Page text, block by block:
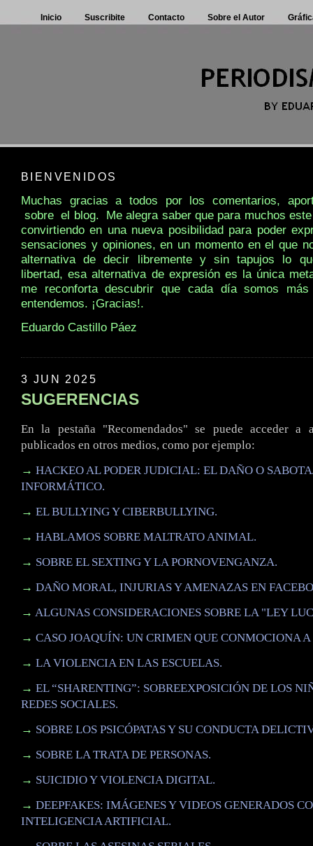
Inicio Suscribite Contacto Sobre el Autor
BIENVENIDOS
Muchas gracias a todos por los comentarios,
sobre .el blog. Me alegra saber que para muchos
convirtiendo en una nueva posibilidad para poder
sensaciones y opiniones, en un momento en el que
alternativa de decir libremente y sin tapujos lo
libertad, esa alternativa de expresión es la única
me reconforta descubrir que cada día somos
entendemos. ¡Gracias!.
Eduardo Castillo Páez
3 JUN 2025
SUGERENCIAS
En la pestaña "Recomendados" se puede acceder a
publicados en otros medios, como por ejemplo:
→ HACKEO AL PODER JUDICIAL: EL DAÑO O
INFORMÁTICO.
→ EL BULLYING Y CIBERBULLYING.
→ HABLAMOS SOBRE MALTRATO ANIMAL.
→ SOBRE EL SEXTING Y LA PORNOVENGANZA.
→ DAÑO MORAL, INJURIAS Y AMENAZAS EN
→ ALGUNAS CONSIDERACIONES SOBRE LA "LEY
→ CASO JOAQUÍN: UN CRIMEN QUE CONMOCIONA A
→ LA VIOLENCIA EN LAS ESCUELAS.
→ EL “SHARENTING”: SOBREEXPOSICIÓN DE LOS
REDES SOCIALES.
→ SOBRE LOS PSICÓPATAS Y SU CONDUCTA
→ SOBRE LA TRATA DE PERSONAS.
→ SUICIDIO Y VIOLENCIA DIGITAL.
→ DEEPFAKES: IMÁGENES Y VIDEOS GENERADOS
INTELIGENCIA ARTIFICIAL.